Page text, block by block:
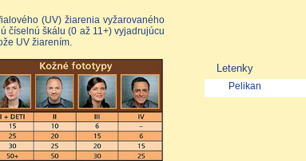
(UV) žiarenia vyžarovaného
číselnú škálu (0 až 11+) vyjadrujúcu
UV žiarením.
Letenky
Pelikan